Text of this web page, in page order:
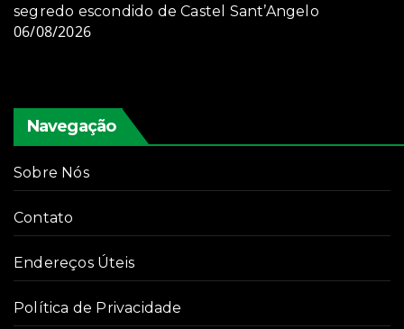
segredo escondido de Castel Sant’Angelo
06/08/2026
Navegação
Sobre Nós
Contato
Endereços Úteis
Política de Privacidade